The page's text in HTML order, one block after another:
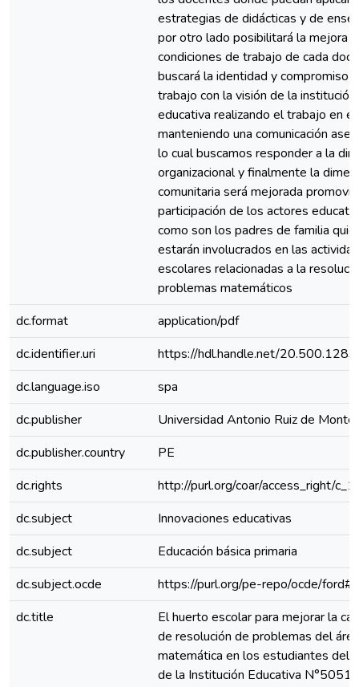
estrategias de didácticas y de
por otro lado posibilitará la mejora
condiciones de trabajo de cada
buscará la identidad y compromiso
trabajo con la visión de la institución
educativa realizando el trabajo en
manteniendo una comunicación
lo cual buscamos responder a la
organizacional y finalmente la
comunitaria será mejorada
participación de los actores
como son los padres de familia
estarán involucrados en las
escolares relacionadas a la
problemas matemáticos
dc.format
application/pdf
dc.identifier.uri
https://hdl.handle.net/
dc.language.iso
spa
dc.publisher
Universidad Antonio Ruiz de
dc.publisher.country
PE
dc.rights
http://purl.org/coar/access_right/
dc.subject
Innovaciones educativas
dc.subject
Educación básica primaria
dc.subject.ocde
https://purl.org/pe-repo/ocde/
dc.title
El huerto escolar para mejorar la
de resolución de problemas del
matemática en los estudiantes del
de la Institución Educativa